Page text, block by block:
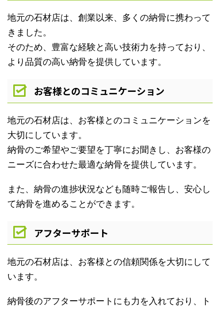
地元の石材店は、創業以来、多くの納骨に携わって
きました。
そのため、豊富な経験と高い技術力を持っており、
より品質の高い納骨を提供しています。
お客様とのコミュニケーション
地元の石材店は、お客様とのコミュニケーションを
大切にしています。
納骨のご希望やご要望を丁寧にお聞きし、お客様の
ニーズに合わせた最適な納骨を提供しています。
また、納骨の進捗状況なども随時ご報告し、安心し
て納骨を進めることができます。
アフターサポート
地元の石材店は、お客様との信頼関係を大切にして
います。
納骨後のアフターサポートにも力を入れており、ト